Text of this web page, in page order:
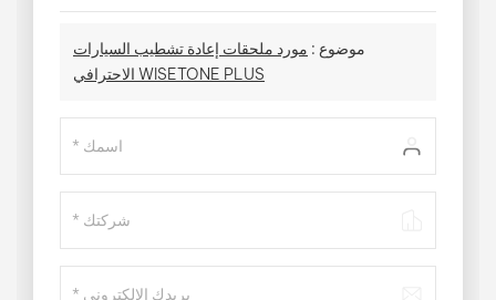
موضوع : مورد ملحقات إعادة تشطيب السيارات
الاحترافي WISETONE PLUS